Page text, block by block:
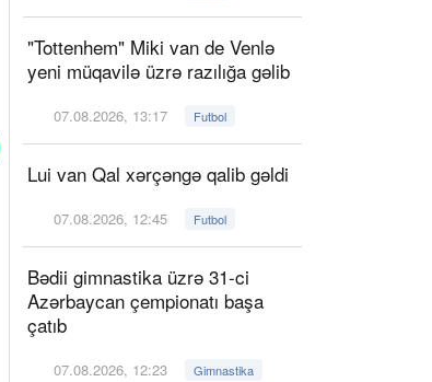
"Tottenhem" Miki van de Venlə
yeni müqavilə üzrə razılığa gəlib
07.08.2026, 13:17 Futbol
Lui van Qal xərçəngə qalib gəldi
07.08.2026, 12:45 Futbol
Bədii gimnastika üzrə 31-ci
Azərbaycan çempionatı başa
çatıb
07.08.2026, 12:23 Gimnastika